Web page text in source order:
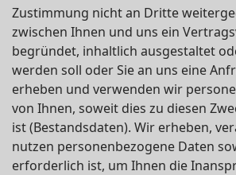
Zustimmung nicht an Dritte
zwischen Ihnen und uns ein
begründet, inhaltlich ausgestaltet
werden soll oder Sie an uns eine
erheben und verwenden wir
von Ihnen, soweit dies zu diesen
ist (Bestandsdaten). Wir erheben,
nutzen personenbezogene Daten
erforderlich ist, um Ihnen die